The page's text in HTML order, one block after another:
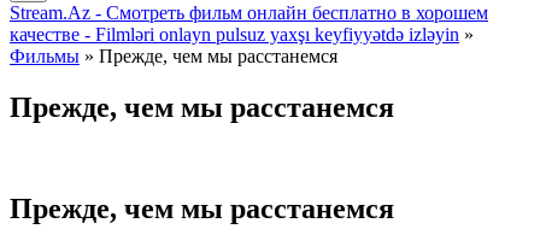
Stream.Az - Смотреть фильм онлайн бесплатно в хорошем
качестве - Filmləri onlayn pulsuz yaxşı keyfiyyətdə izləyin »
Фильмы » Прежде, чем мы расстанемся
Прежде, чем мы расстанемся
Прежде, чем мы расстанемся